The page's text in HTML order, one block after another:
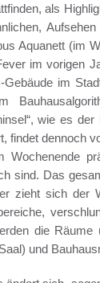
als
Aquanett (im
im vorigen
Gebäude im
wie es
findet dennoch
Wochenende
sind. Das
zieht sich der
die Räume
und